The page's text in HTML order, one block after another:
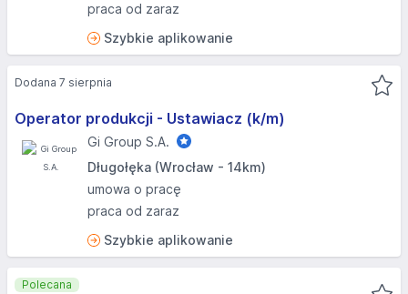
praca od zaraz
Szybkie aplikowanie
Operator produkcji - Ustawiacz (k/m)
Gi Group S.A.
Długołęka (Wrocław - 14km)
umowa o pracę
praca od zaraz
Szybkie aplikowanie
Dodana 7 sierpnia
Polecana